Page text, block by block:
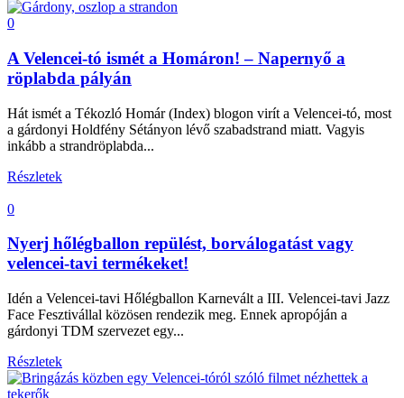
0
A Velencei-tó ismét a Homáron! – Napernyő a
röplabda pályán
Hát ismét a Tékozló Homár (Index) blogon virít a Velencei-tó, most
a gárdonyi Holdfény Sétányon lévő szabadstrand miatt. Vagyis
inkább a strandröplabda...
Részletek
0
Nyerj hőlégballon repülést, borválogatást vagy
velencei-tavi termékeket!
Idén a Velencei-tavi Hőlégballon Karnevált a III. Velencei-tavi Jazz
Face Fesztivállal közösen rendezik meg. Ennek apropóján a
gárdonyi TDM szervezet egy...
Részletek